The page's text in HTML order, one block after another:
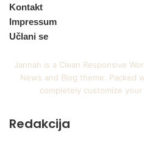
Kontakt
Impressum
Učlani se
Jannah is a Clean Responsive
News and Blog theme. Packed
completely customize
Redakcija